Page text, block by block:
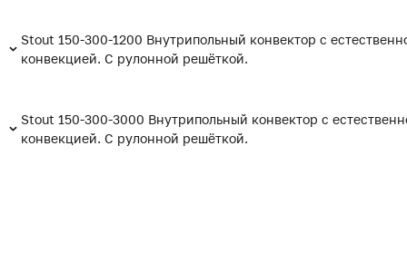
Stout 150-300-1200 Внутрипольный конвектор с
конвекцией. С рулонной решёткой.
Stout 150-300-3000 Внутрипольный конвектор с
конвекцией. С рулонной решёткой.